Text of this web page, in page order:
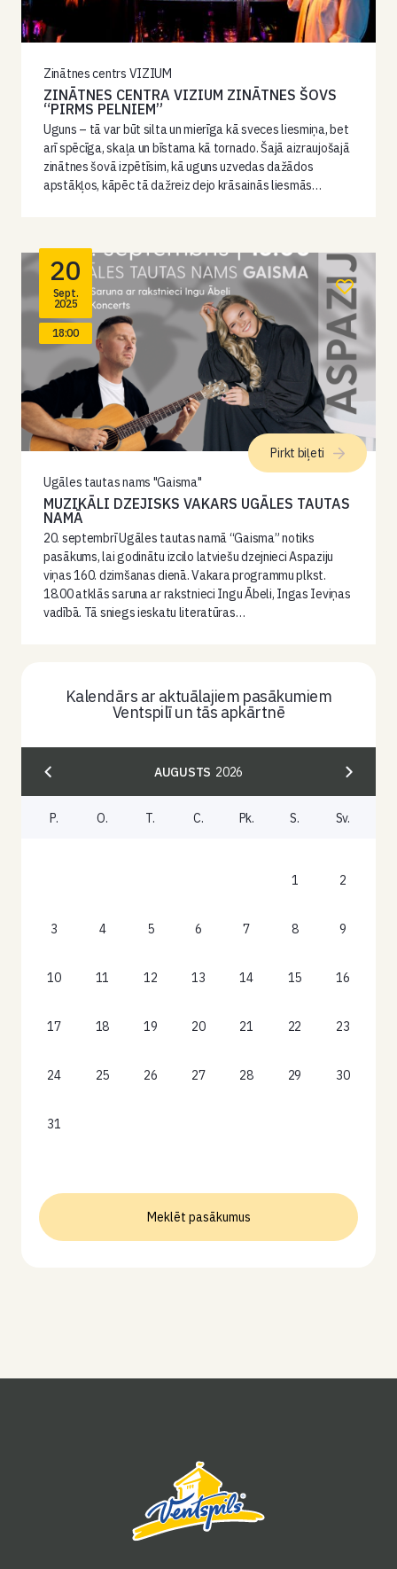
Zinātnes centrs VIZIUM
ZINĀTNES CENTRA VIZIUM ZINĀTNES ŠOVS
“PIRMS PELNIEM”
Uguns – tā var būt silta un mierīga kā sveces liesmiņa, bet
arī spēcīga, skaļa un bīstama kā tornado. Šajā aizraujošajā
zinātnes šovā izpētīsim, kā uguns uzvedas dažādos
apstākļos, kāpēc tā dažreiz dejo krāsainās liesmās…
20
Sept.
2025
18:00
Ugāles tautas nams "Gaisma"
MUZIKĀLI DZEJISKS VAKARS UGĀLES TAUTAS
NAMĀ
20. septembrī Ugāles tautas namā “Gaisma” notiks
pasākums, lai godinātu izcilo latviešu dzejnieci Aspaziju
viņas 160. dzimšanas dienā. Vakara programmu plkst.
18.00 atklās saruna ar rakstnieci Ingu Ābeli, Ingas Ieviņas
vadībā. Tā sniegs ieskatu literatūras…
Pirkt biļeti
Kalendārs ar aktuālajiem pasākumiem
Ventspilī un tās apkārtnē
AUGUSTS 2026
P. O. T. C. Pk. S. Sv.
1 2
3 4 5 6 7 8 9
10 11 12 13 14 15 16
17 18 19 20 21 22 23
24 25 26 27 28 29 30
31
Meklēt pasākumus